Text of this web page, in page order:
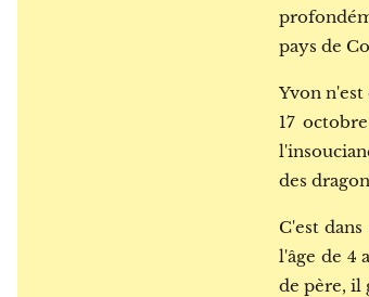
pays de
Yvon
17
des
C'est
l'âge de 4
de père, il